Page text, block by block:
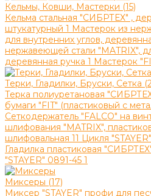
Кельмы, Ковши, Мастерки (15)
Кельма стальная "СИБРТЕХ" ,
штукатурный 1 Мастерок из
для внутренних углов,
нержавеющей стали "MATRIX",
деревянная ручка 1 Мастерок
Терки, Гладилки, Бруски, Сетка
Терка полиуретановая
бумаги "FIT" (пластиковый с
Сеткодержатель "FALCO" на
шлифования "MATRIX",
шлифовальная 11 Цикля
Гладилка пластиковая
"STAYER" 0891-45 1
Миксеры (17)
Миксер "STAYER" профи для